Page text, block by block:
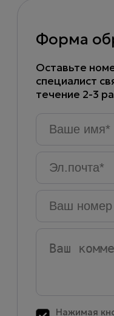
Форма
Оставьте
специалист
течение 2-3
Ваше
имя*
Эл.почта
номер
Нажимая